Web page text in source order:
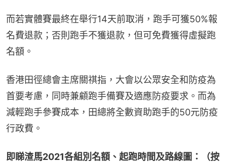
而若實體賽最終在舉行14天前取消，跑手可獲50%報
名費退款；否則跑手不獲退款，但可免費獲得虛擬跑
名額。
香港田徑總會主席關祺指，大會以公眾安全和防疫為
首要考慮，同時兼顧跑手備賽及適應防疫要求。而為
減輕跑手參賽成本，田總將全數資助跑手的50元防疫
行政費。
即睇渣馬2021各組別名額、起跑時間及路線圖：（按